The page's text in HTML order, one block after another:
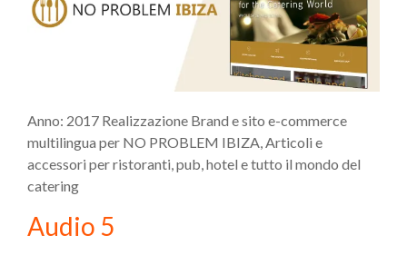
Anno: 2017 Realizzazione Brand e sito e-commerce
multilingua per NO PROBLEM IBIZA, Articoli e
accessori per ristoranti, pub, hotel e tutto il mondo del
catering
Audio 5